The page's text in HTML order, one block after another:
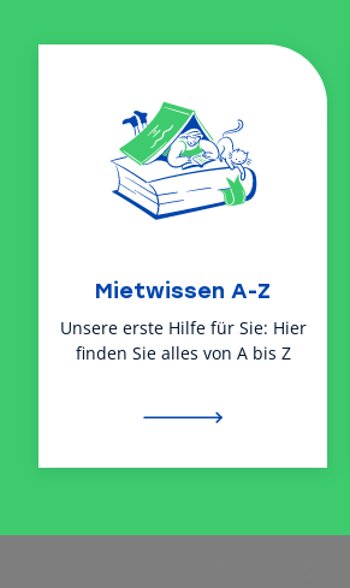
Mietwissen A-Z
Unsere erste Hilfe für Sie: Hier
finden Sie alles von A bis Z